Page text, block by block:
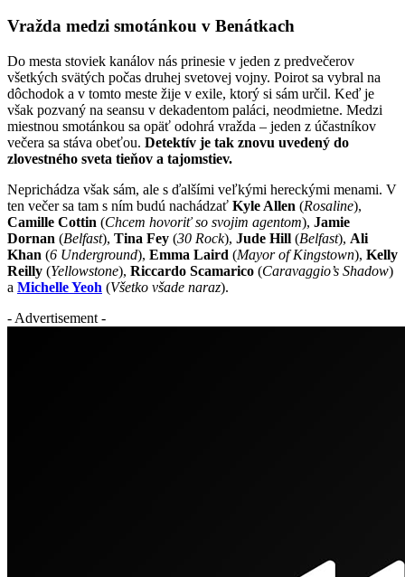
Vražda medzi smotánkou v Benátkach
Do mesta stoviek kanálov nás prinesie v jeden z predvečerov
všetkých svätých počas druhej svetovej vojny. Poirot sa vybral na
dôchodok a v tomto meste žije v exile, ktorý si sám určil. Keď je
však pozvaný na seansu v dekadentom paláci, neodmietne. Medzi
miestnou smotánkou sa opäť odohrá vražda – jeden z účastníkov
večera sa stáva obeťou. Detektív je tak znovu uvedený do
zlovestného sveta tieňov a tajomstiev.
Neprichádza však sám, ale s ďalšími veľkými hereckými menami. V
ten večer sa tam s ním budú nachádzať Kyle Allen (Rosaline),
Camille Cottin (Chcem hovoriť so svojim agentom), Jamie
Dornan (Belfast), Tina Fey (30 Rock), Jude Hill (Belfast), Ali
Khan (6 Underground), Emma Laird (Mayor of Kingstown), Kelly
Reilly (Yellowstone), Riccardo Scamarico (Caravaggio’s Shadow)
a Michelle Yeoh (Všetko všade naraz).
- Advertisement -